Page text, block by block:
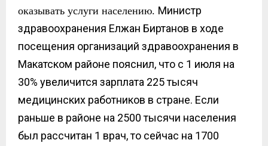
оказывать услуги населению. Министр
здравоохранения Елжан Биртанов в ходе
посещения организаций здравоохранения в
Макатском районе пояснил, что с 1 июля на
30% увеличится зарплата 225 тысяч
медицинских работников в стране. Если
раньше в районе на 2500 тысячи населения
был рассчитан 1 врач, то сейчас на 1700